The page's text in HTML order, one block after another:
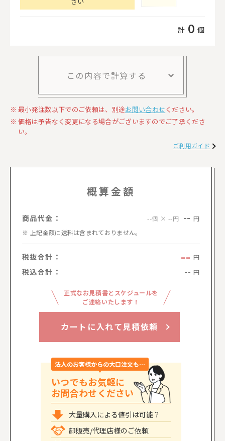
計 0 個
この内容で計算する
最小発注数以下でのご依頼は、別途お問い合わせください。
価格は予告なく変更になる場合がございますのでご了承くださ
い。
ご利用ガイド
概算金額
商品代金： --個 × --円 -- 円
上記金額に送料は含まれておりません。
税抜合計： -- 円
税込合計： -- 円
正式なお見積書とスケジュールを
ご連絡いたします！
カートに入れて見積依頼
法人のお客様からの大口注文も…
いつでもお気軽に
お問合わせください
大量購入による値引は可能？
卸販売/代理店様のご依頼